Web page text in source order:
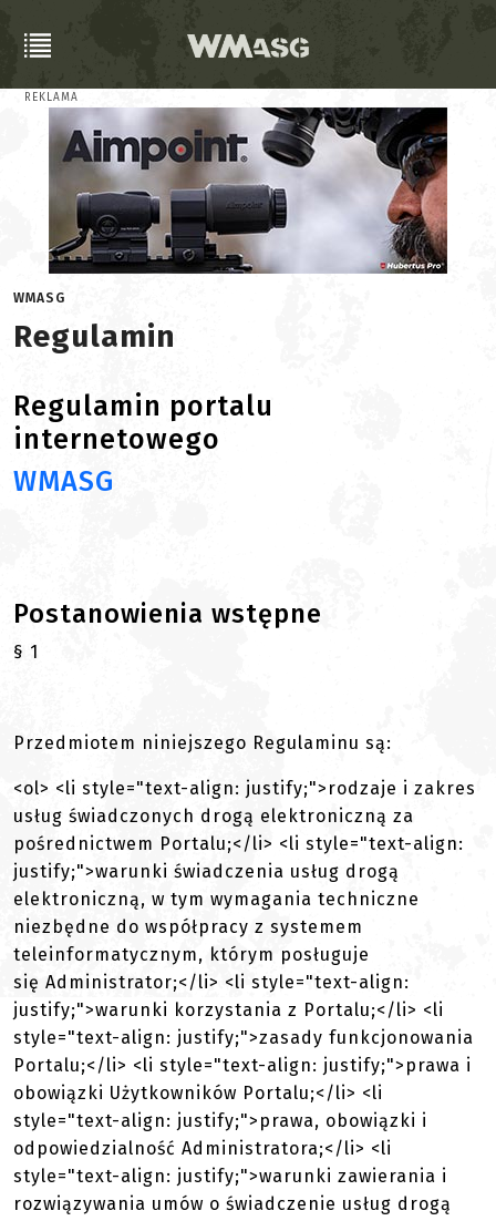
REKLAMA
WMASG
Regulamin
Regulamin portalu
internetowego
WMASG
Postanowienia wstępne
§ 1
Przedmiotem niniejszego Regulaminu są:
<ol> <li style="text-align: justify;">rodzaje i zakres
usług świadczonych drogą elektroniczną za
pośrednictwem Portalu;</li> <li style="text-align:
justify;">warunki świadczenia usług drogą
elektroniczną, w tym wymagania techniczne
niezbędne do współpracy z systemem
teleinformatycznym, którym posługuje
się Administrator;</li> <li style="text-align:
justify;">warunki korzystania z Portalu;</li> <li
style="text-align: justify;">zasady funkcjonowania
Portalu;</li> <li style="text-align: justify;">prawa i
obowiązki Użytkowników Portalu;</li> <li
style="text-align: justify;">prawa, obowiązki i
odpowiedzialność Administratora;</li> <li
style="text-align: justify;">warunki zawierania i
rozwiązywania umów o świadczenie usług drogą